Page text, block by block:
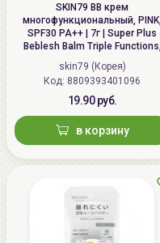
SKIN79 ВВ крем
многофункциональный, PINK,
SPF30 PA++ | 7г | Super Plus
Beblesh Balm Triple Functions,
PINK BB Cream, SPF30 PA++
skin79 (Корея)
Код: 8809393401096
19.90 руб.
в корзину